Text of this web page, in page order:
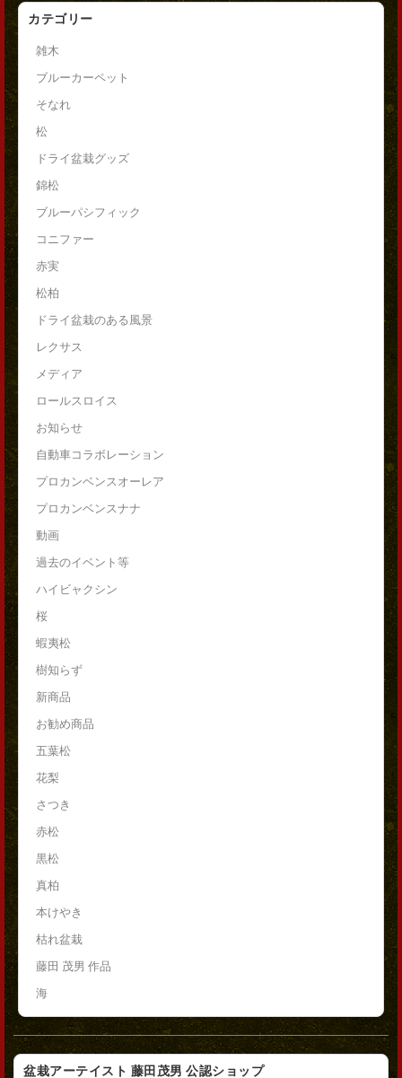
カテゴリー
雑木
ブルーカーペット
そなれ
松
ドライ盆栽グッズ
錦松
ブルーパシフィック
コニファー
赤実
松柏
ドライ盆栽のある風景
レクサス
メディア
ロールスロイス
お知らせ
自動車コラボレーション
プロカンベンスオーレア
プロカンベンスナナ
動画
過去のイベント等
ハイビャクシン
桜
蝦夷松
樹知らず
新商品
お勧め商品
五葉松
花梨
さつき
赤松
黒松
真柏
本けやき
枯れ盆栽
藤田 茂男 作品
海
盆栽アーテイスト 藤田茂男 公認ショップ